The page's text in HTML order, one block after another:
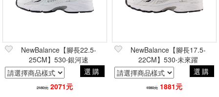
NewBalance【腳長22.5-
25CM】530‧銀河速
選購
2180元 2071元
NewBalance【腳長17.5-
22CM】530‧未來躍
選購
1980元 1881元